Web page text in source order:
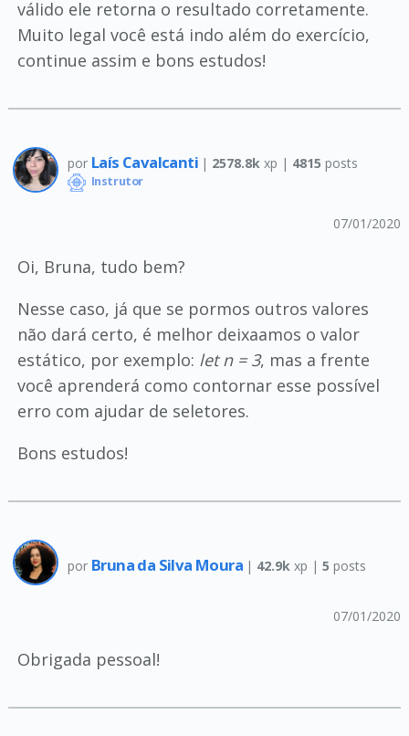
válido ele retorna o resultado corretamente.
Muito legal você está indo além do exercício,
continue assim e bons estudos!
por Laís Cavalcanti | 2578.8k xp | 4815 posts
Instrutor
07/01/2020
Oi, Bruna, tudo bem?
Nesse caso, já que se pormos outros valores
não dará certo, é melhor deixaamos o valor
estático, por exemplo: let n = 3, mas a frente
você aprenderá como contornar esse possível
erro com ajudar de seletores.
Bons estudos!
por Bruna da Silva Moura | 42.9k xp |5 posts
07/01/2020
Obrigada pessoal!